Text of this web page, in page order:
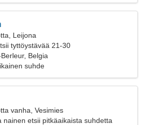
Leijona
tyttöystävää 21-30
Belgia
suhde
vanha, Vesimies
nainen etsii pitkäaikaista suhdetta